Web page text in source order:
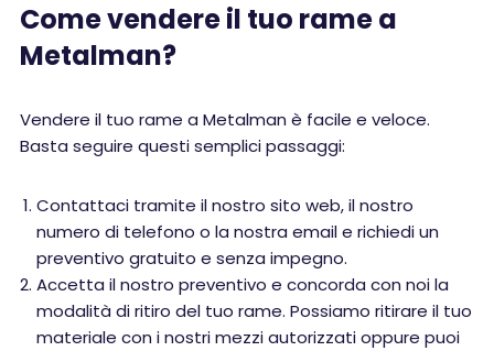
Come vendere il tuo rame a
Metalman?
Vendere il tuo rame a Metalman è facile e veloce.
Basta seguire questi semplici passaggi:
Contattaci tramite il nostro sito web, il nostro
numero di telefono o la nostra email e richiedi un
preventivo gratuito e senza impegno.
Accetta il nostro preventivo e concorda con noi la
modalità di ritiro del tuo rame. Possiamo ritirare il tuo
materiale con i nostri mezzi autorizzati oppure puoi